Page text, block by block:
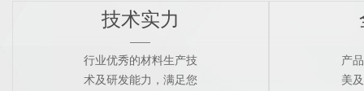
技术实力
行业优秀的材料生产技
术及研发能力，满足您
产
美